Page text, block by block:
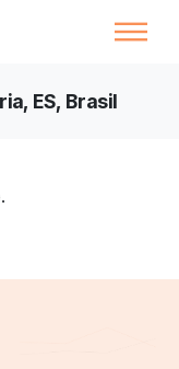
ES, Brasil